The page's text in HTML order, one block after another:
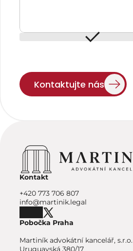
Kontaktujte nás
Kontakt
+420 773 706 807
info@martinik.legal
Pobočka Praha
Martiník advokátní kancelář, s.r.o.
Uruguayská 380/17